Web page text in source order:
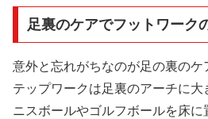
足裏のケアでフットワーク
意外と忘れがちなのが足の裏のケ
テップワークは足裏のアーチに
ニスボールやゴルフボールを床